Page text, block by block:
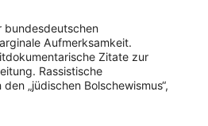
bundesdeutschen
Aufmerksamkeit.
Zitate zur
Rassistische
„jüdischen Bolschewismus“,